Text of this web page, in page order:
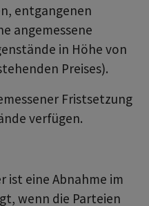
entgangenen
angemessene
in Höhe von
Preises).
Fristsetzung
verfügen.
ist eine Abnahme im
wenn die Parteien